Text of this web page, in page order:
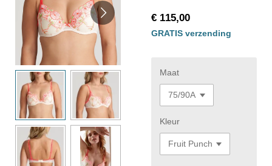
€ 115,00
GRATIS verzending
Maat
Kleur